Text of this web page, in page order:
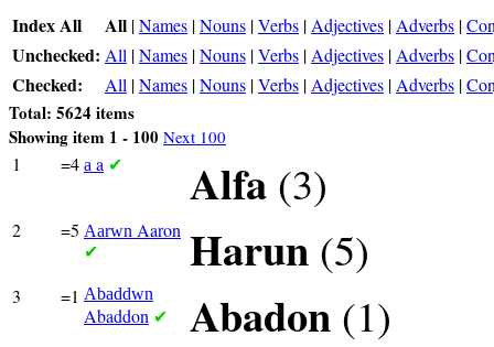
Index All All |Names |Nouns |Verbs | Adjectives | Adverbs |
Unchecked: All |Names |Nouns |Verbs | Adjectives | Adverbs |
Checked: All |Names |Nouns |Verbs | Adjectives | Adverbs |
Total: 5624 items
Showing item 1 - 100 Next 100
1 =4 a a ✔ Alfa (3)
2 =5 Aarwn Aaron
✔ Harun (5)
3 =1 Abaddwn
Abaddon ✔ Abadon (1)